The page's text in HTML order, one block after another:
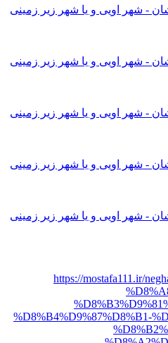
- شهر اویی و یا شهر زیر زمینی
- شهر اویی و یا شهر زیر زمینی
- شهر اویی و یا شهر زیر زمینی
- شهر اویی و یا شهر زیر زمینی
- شهر اویی و یا شهر زیر زمینی
https://mostafa111.ir/
%D8%B4%D9%87%D8%B1-